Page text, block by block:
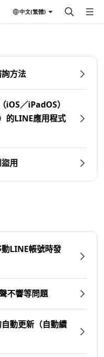
中文(繁體)
方法
iOS／iPadOS）
的LINE應用程式
用
LINE帳號時發
不響等問題
動更新（自動續